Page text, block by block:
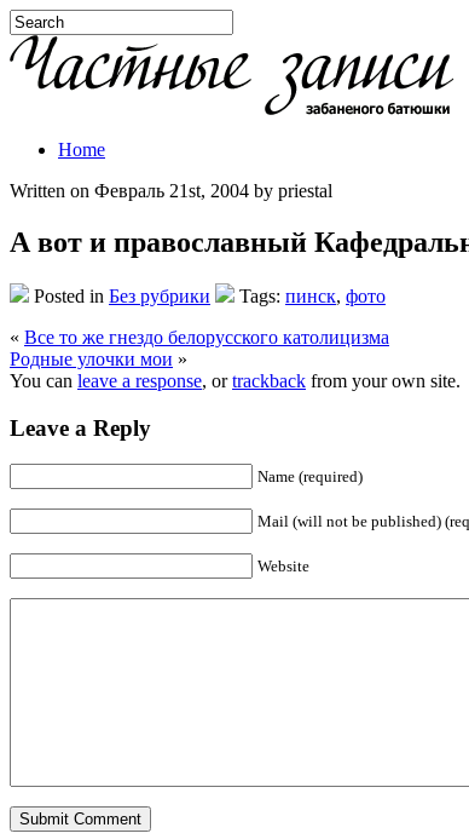
Home
Written on Февраль 21st, 2004 by priestal
А вот и православный
Posted in Без рубрики Tags: пинск, фото
« Все то же гнездо белорусского католицизма
Родные улочки мои »
You can leave a response, ortrackback from your own site.
Leave a Reply
Name (required)
Mail (will not be published)
Website